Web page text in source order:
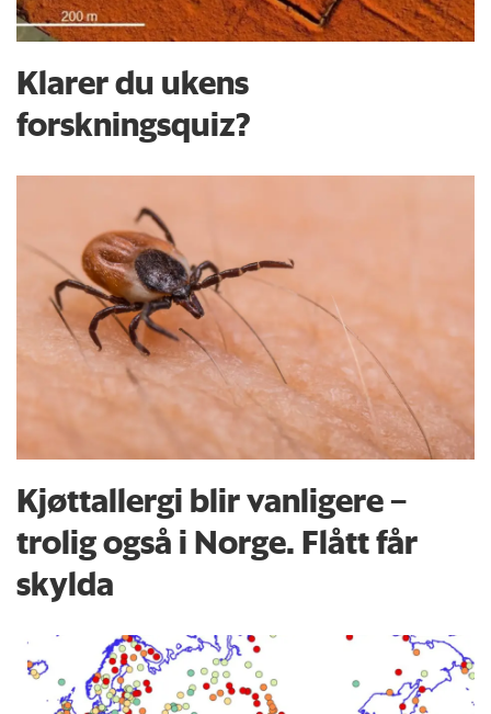
Klarer du ukens
forskningsquiz?
Kjøttallergi blir vanligere –
trolig også i Norge. Flått får
skylda